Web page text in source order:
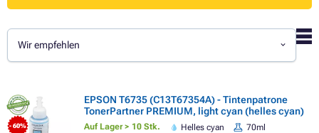
Wir empfehlen
- 60%
EPSON T6735 (C13T67354A) - Tintenpatrone
TonerPartner PREMIUM, light cyan (helles cyan)
Auf Lager > 10 Stk. Helles cyan
70ml